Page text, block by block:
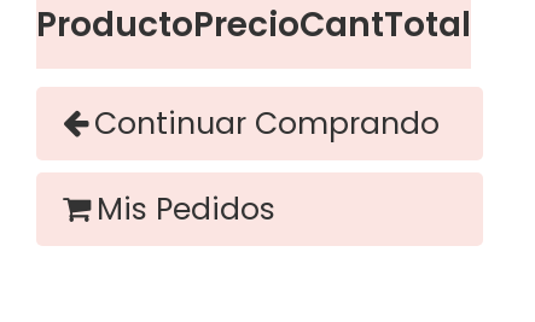
ProductoPrecioCantTotal
Continuar Comprando
Mis Pedidos